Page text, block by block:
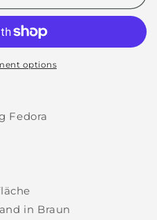
options
Fedora
in Braun